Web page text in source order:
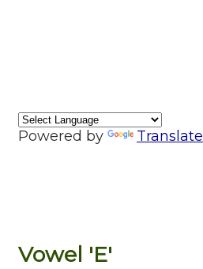
Powered by Translate
Vowel 'E'